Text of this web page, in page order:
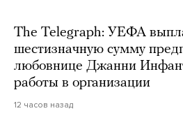
The Telegraph: УЕФА
шестизначную сумму
любовнице Джанни
работы в организации
12 часов назад